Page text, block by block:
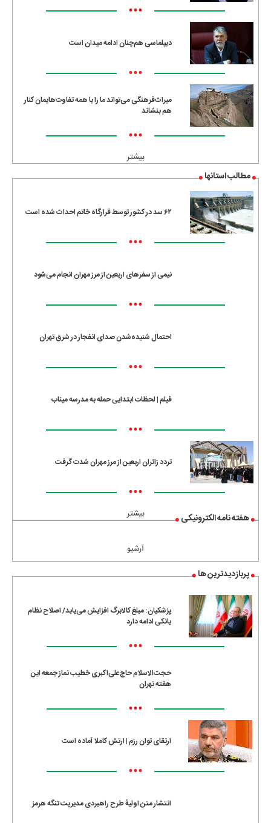
•••
دیپلماسی هم‌چنان ادامه میدان است
•••
میراث‌فرهنگی می‌تواند ما را با همه تفاوت‌هایمان کنار
هم بنشاند
•••
بیشتر
مطالب استانها
۶۲ سد در کشور توسط قرارگاه خاتم احداث شده است
•••
نیمی از سفرهای اربعین از مرز مهران انجام می‌شود
•••
احتمال شنیده‌شدن صدای انفجار در شرق تهران
•••
فیلم | لحظات ابتدایی حمله به مدرسه میناب
•••
تردد زائران اربعین از مرز مهران شدت گرفت
•••
بیشتر هفته نامه الکترونیکی
آرشیو
پربازدیدترین ها
پزشکیان: مبلغ کالابرگ افزایش می‌یابد/ اصلاح نظام
بانکی ادامه دارد
•••
حجت‌الاسلام حاج‌علی‌اکبری خطیب نماز جمعه این
هفته تهران
•••
ارتقای توان رزم | ارتش کاملا آماده است
•••
انتشار متن اولیۀ طرح راهبردی مدیریت تنگه هرمز